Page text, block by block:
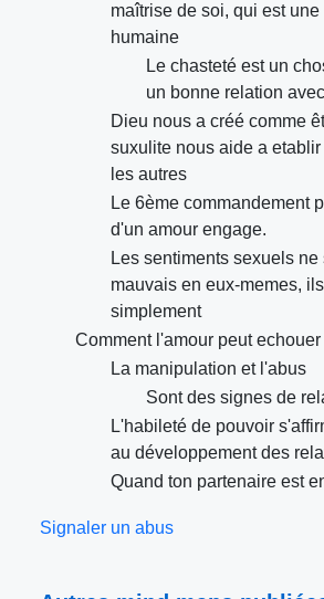
maîtrise de soi, qui est
humaine
Le chasteté est un
un bonne relation
Dieu nous a créé comme
suxulite nous aide a
les autres
Le 6ème commandement
d'un amour engage.
Les sentiments sexuels
mauvais en eux-memes,
simplement
Comment l'amour peut echouer
La manipulation et l'abus
Sont des signes de
L'habileté de pouvoir
au développement des
Quand ton partenaire est
Signaler un abus